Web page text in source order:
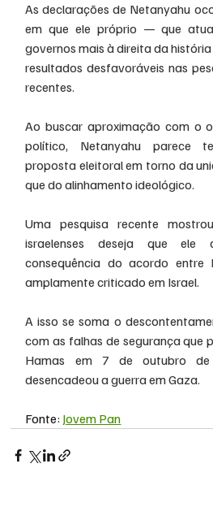
As declarações de Netanyahu
em que ele próprio — que
governos mais à direita da
resultados desfavoráveis nas
recentes.
Ao buscar aproximação com o
político, Netanyahu parece
proposta eleitoral em torno da
que do alinhamento ideológico.
Uma pesquisa recente
israelenses deseja que
consequência do acordo entre
amplamente criticado em Israel.
A isso se soma o
com as falhas de segurança que
Hamas em 7 de outubro de
desencadeou a guerra em Gaza.
Fonte: Jovem Pan